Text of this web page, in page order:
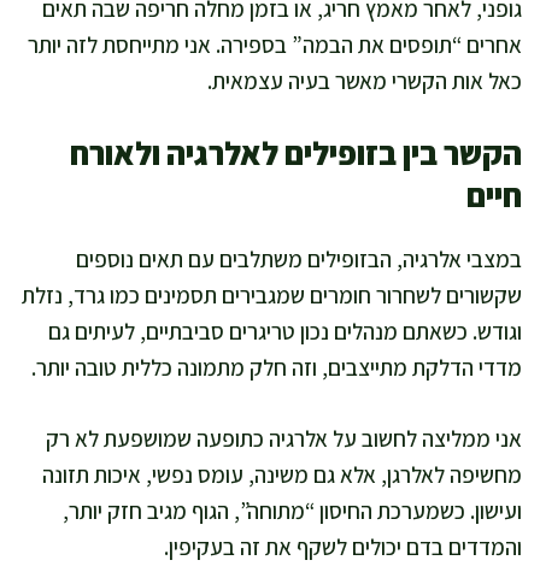
גופני, לאחר מאמץ חריג, או בזמן מחלה חריפה שבה תאים
אחרים “תופסים את הבמה” בספירה. אני מתייחסת לזה יותר
כאל אות הקשרי מאשר בעיה עצמאית.
הקשר בין בזופילים לאלרגיה ולאורח
חיים
במצבי אלרגיה, הבזופילים משתלבים עם תאים נוספים
שקשורים לשחרור חומרים שמגבירים תסמינים כמו גרד, נזלת
וגודש. כשאתם מנהלים נכון טריגרים סביבתיים, לעיתים גם
מדדי הדלקת מתייצבים, וזה חלק מתמונה כללית טובה יותר.
אני ממליצה לחשוב על אלרגיה כתופעה שמושפעת לא רק
מחשיפה לאלרגן, אלא גם משינה, עומס נפשי, איכות תזונה
ועישון. כשמערכת החיסון “מתוחה”, הגוף מגיב חזק יותר,
והמדדים בדם יכולים לשקף את זה בעקיפין.